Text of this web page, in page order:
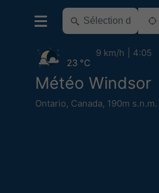
Météo Windsor
Ontario, Canada, 190m s.n.m.
23 °C
9 km/h 4:05